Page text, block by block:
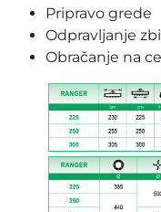
Pripravo grede
Odpravljanje
Obračanje na